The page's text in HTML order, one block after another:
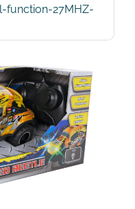
function-27MHZ-